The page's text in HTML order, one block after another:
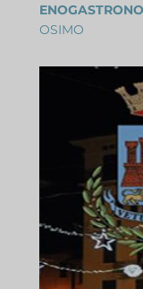
OSIMO